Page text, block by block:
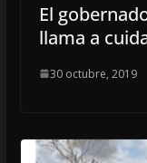
El
llama a
30 octubre, 2019